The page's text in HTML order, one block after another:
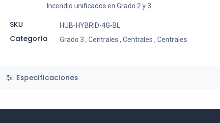
Incendio unificados en Grado 2 y 3
SKU HUB-HYBRID-4G-BL
Categoría Grado 3 , Centrales , Centrales , Centrales
Especificaciones